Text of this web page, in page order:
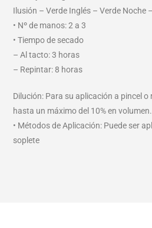
Ilusión – Verde Inglés – Verde Noche
• Nº de manos: 2 a 3
• Tiempo de secado
– Al tacto: 3 horas
– Repintar: 8 horas
Dilución: Para su aplicación a pincel
hasta un máximo del 10% en volumen.
• Métodos de Aplicación: Puede ser
soplete